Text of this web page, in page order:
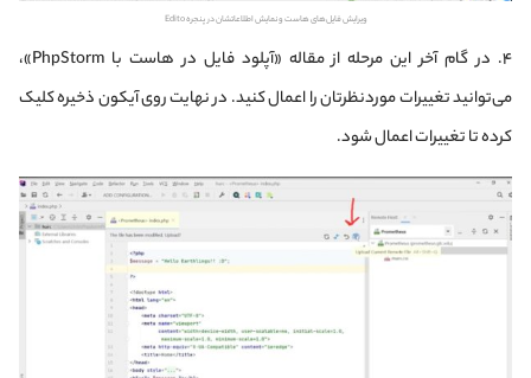
ویرایش فایل‌های هاست و نمایش اطلاعاتشان در پنجره Edito
۴. در گام آخر این مرحله از مقاله «آپلود فایل در هاست با PhpStorm»،
می‌توانید تغییرات موردنظرتان را اعمال کنید. در نهایت روی آیکون ذخیره کلیک
کرده تا تغییرات اعمال شود.